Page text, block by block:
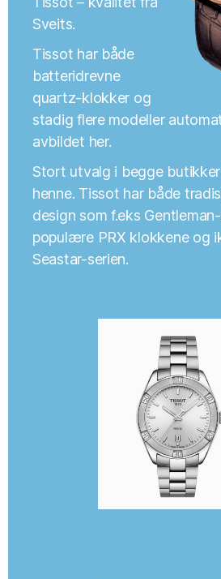
Sveits.
Tissot har både
batteridrevne
quartz-klokker og
stadig flere modeller
avbildet her.
Stort utvalg i begge
henne. Tissot har både
design som f.eks
populære PRX klokkene og
Seastar-serien.